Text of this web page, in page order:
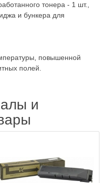
тонера - 1 шт.,
и бункера для
повышенной
полей.
и